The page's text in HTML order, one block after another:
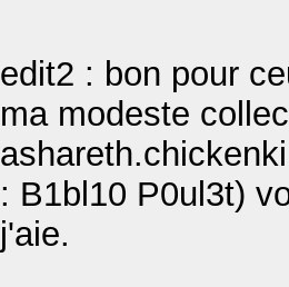
edit2 : bon pour
ma modeste
: B1bl10 P0ul3t)
j'aie.